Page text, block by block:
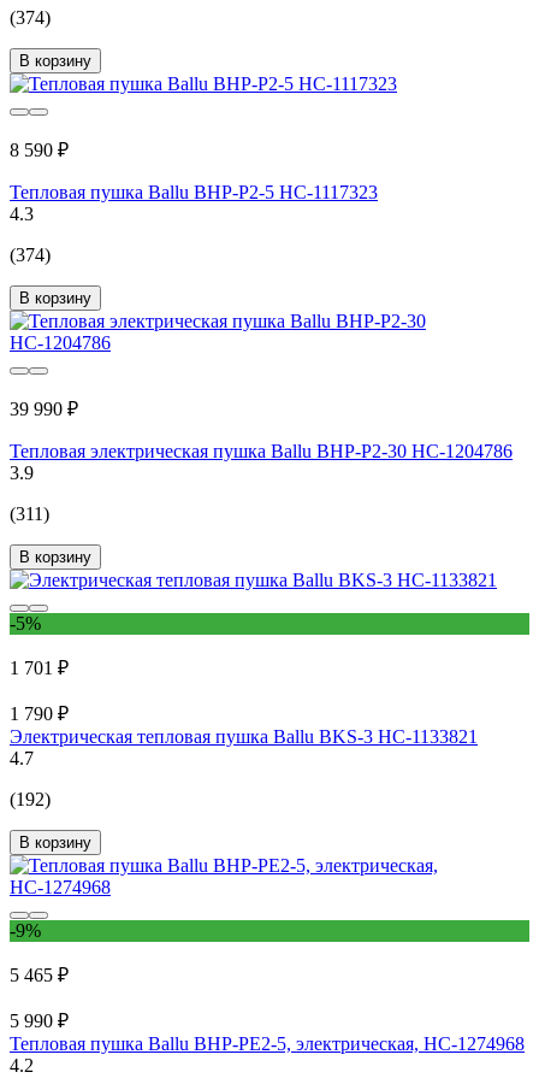
(374)
В корзину
8 590 ₽
Тепловая пушка Ballu BHP-P2-5 НС-1117323
4.3
(374)
В корзину
39 990 ₽
Тепловая электрическая пушка Ballu BHP-P2-30 НС-1204786
3.9
(311)
В корзину
-5%
1 701 ₽
1 790 ₽
Электрическая тепловая пушка Ballu BKS-3 НС-1133821
4.7
(192)
В корзину
-9%
5 465 ₽
5 990 ₽
Тепловая пушка Ballu BHP-PE2-5, электрическая, НС-1274968
4.2